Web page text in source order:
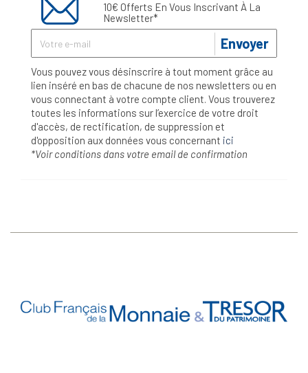
10€ Offerts En Vous Inscrivant À La
Newsletter*
Envoyer
Vous pouvez vous désinscrire à tout moment grâce au
lien inséré en bas de chacune de nos newsletters ou en
vous connectant à votre compte client. Vous trouverez
toutes les informations sur l’exercice de votre droit
d'accès, de rectification, de suppression et
d'opposition aux données vous concernant ici
*Voir conditions dans votre email de confirmation